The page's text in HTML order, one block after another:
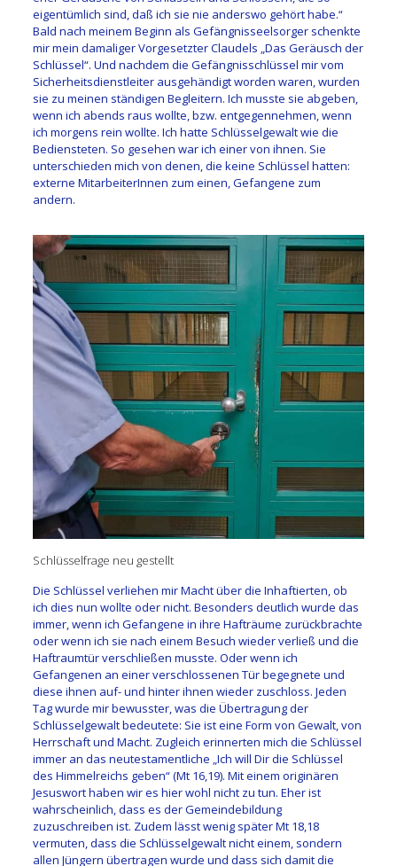
eigentümlich sind, daß ich sie nie anderswo gehört habe.“
Bald nach meinem Beginn als Gefängnisseelsorger schenkte
mir mein damaliger Vorgesetzter Claudels „Das Geräusch der
Schlüssel“. Und nachdem die Gefängnisschlüssel mir vom
Sicherheitsdienstleiter ausgehändigt worden waren, wurden
sie zu meinen ständigen Begleitern. Ich musste sie abgeben,
wenn ich abends raus wollte, bzw. entgegennehmen, wenn
ich morgens rein wollte. Ich hatte Schlüsselgewalt wie die
Bediensteten. So gesehen war ich einer von ihnen. Sie
unterschieden mich von denen, die keine Schlüssel hatten:
externe MitarbeiterInnen zum einen, Gefangene zum
andern.
Schlüsselfrage neu gestellt
Die Schlüssel verliehen mir Macht über die Inhaftierten, ob
ich dies nun wollte oder nicht. Besonders deutlich wurde das
immer, wenn ich Gefangene in ihre Hafträume zurückbrachte
oder wenn ich sie nach einem Besuch wieder verließ und die
Haftraumtür verschließen musste. Oder wenn ich
Gefangenen an einer verschlossenen Tür begegnete und
diese ihnen auf- und hinter ihnen wieder zuschloss. Jeden
Tag wurde mir bewusster, was die Übertragung der
Schlüsselgewalt bedeutete: Sie ist eine Form von Gewalt, von
Herrschaft und Macht. Zugleich erinnerten mich die Schlüssel
immer an das neutestamentliche „Ich will Dir die Schlüssel
des Himmelreichs geben“ (Mt 16,19). Mit einem originären
Jesuswort haben wir es hier wohl nicht zu tun. Eher ist
wahrscheinlich, dass es der Gemeindebildung
zuzuschreiben ist. Zudem lässt wenig später Mt 18,18
vermuten, dass die Schlüsselgewalt nicht einem, sondern
allen Jüngern übertragen wurde und dass sich damit die